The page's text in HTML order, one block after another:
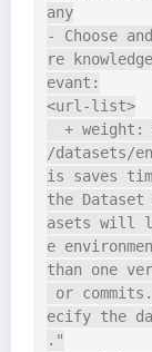
any
- Choose
re
evant:
<url-list>
+ weight:
/datasets/
is saves
the Dataset
asets will
e
than one
or
ecify the
."